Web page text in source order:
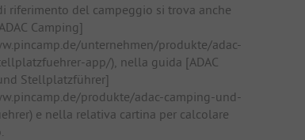
riferimento del campeggio si trova anche
Camping]
unternehmen/produkte/adac-
app/), nella guida [ADAC
Stellplatzführer]
produkte/adac-camping-und-
e nella relativa cartina per calcolare